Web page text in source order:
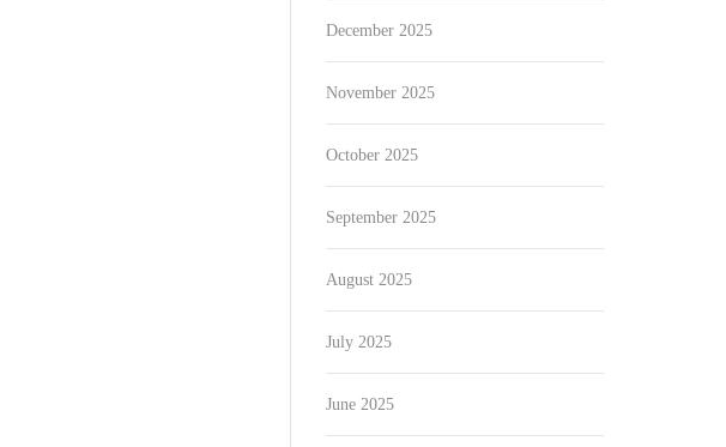
December 2025
November 2025
October 2025
September 2025
August 2025
July 2025
June 2025